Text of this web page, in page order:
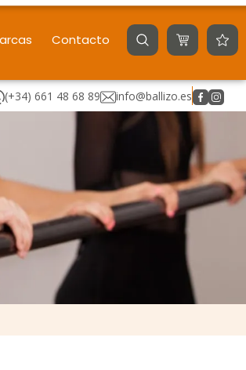
Contacto
(+34) 661 48 68 89 info@ballizo.es